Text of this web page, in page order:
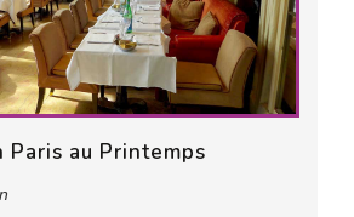
Paris au Printemps